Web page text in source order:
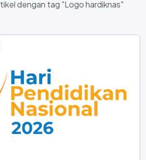
dengan tag "Logo hardiknas"